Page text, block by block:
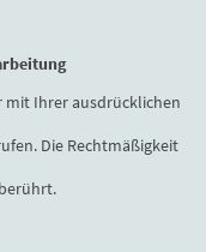
mit Ihrer ausdrücklichen
Die Rechtmäßigkeit